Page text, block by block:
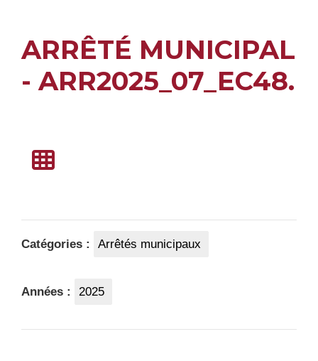
ARRÊTÉ MUNICIPAL
- ARR2025_07_EC48.
Catégories : Arrêtés municipaux
Années : 2025